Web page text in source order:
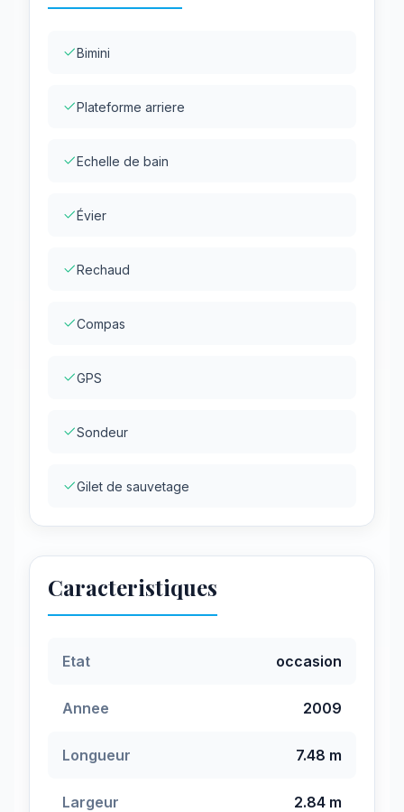
Bimini
Plateforme arriere
Echelle de bain
Évier
Rechaud
Compas
GPS
Sondeur
Gilet de sauvetage
Caracteristiques
Etat occasion
Annee 2009
Longueur 7.48 m
Largeur 2.84 m